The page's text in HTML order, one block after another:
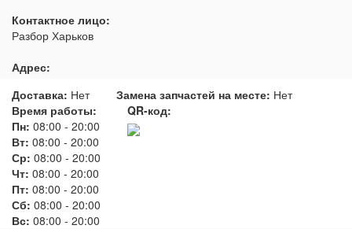
Контактное лицо:
Разбор Харьков
Адрес:
Доставка: Нет Замена запчастей на месте: Нет
Время работы:
Пн: 08:00 - 20:00
Вт: 08:00 - 20:00
Ср: 08:00 - 20:00
Чт: 08:00 - 20:00
Пт: 08:00 - 20:00
Сб: 08:00 - 20:00
Вс: 08:00 - 20:00
QR-код: